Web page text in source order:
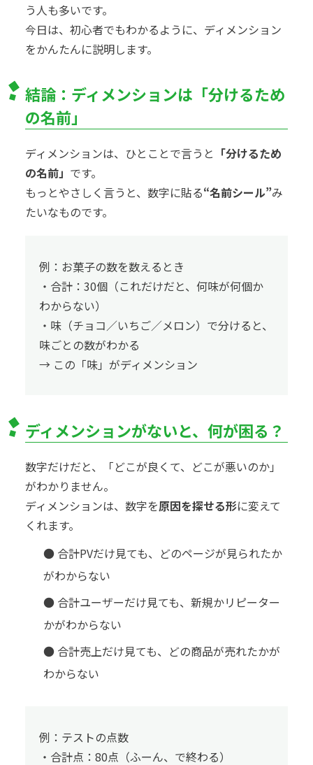
う人も多いです。
今日は、初心者でもわかるように、ディメンション
をかんたんに説明します。
結論：ディメンションは「分けるため
の名前」
ディメンションは、ひとことで言うと 「分けるため
の名前」 です。
もっとやさしく言うと、数字に貼る“名前シール”み
たいなものです。
例：お菓子の数を数えるとき
・合計：30個（これだけだと、何味が何個か
わからない）
・味（チョコ／いちご／メロン）で分けると、
味ごとの数がわかる
→ この「味」がディメンション
ディメンションがないと、何が困る？
数字だけだと、「どこが良くて、どこが悪いのか」
がわかりません。
ディメンションは、数字を原因を探せる形に変えて
くれます。
● 合計PVだけ見ても、どのページが見られたか
がわからない
● 合計ユーザーだけ見ても、新規かリピーター
かがわからない
● 合計売上だけ見ても、どの商品が売れたかが
わからない
例：テストの点数
・合計点：80点（ふーん、で終わる）